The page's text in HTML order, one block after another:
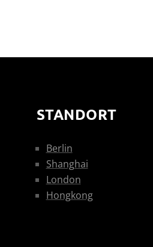
STANDORT
Berlin
Shanghai
London
Hongkong